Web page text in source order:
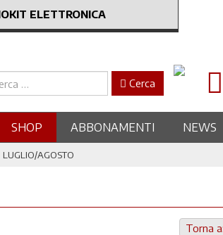
ELETTRONICA
Cerca
SHOP ABBONAMENTI NEWS
LUGLIO/AGOSTO
Torna a: